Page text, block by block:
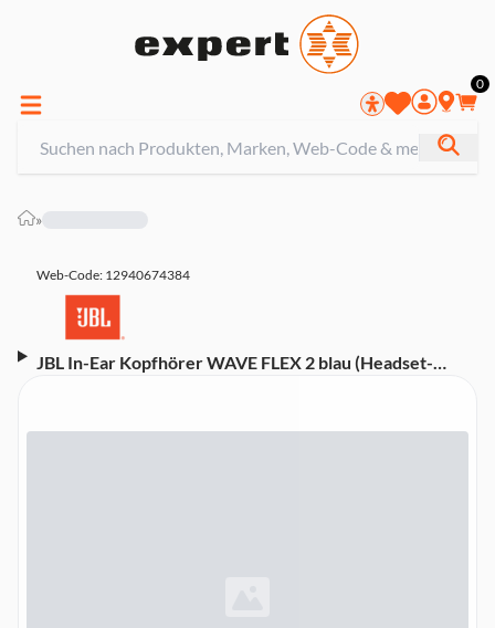
0
»
Web-Code: 12940674384
JBL In-Ear Kopfhörer WAVE FLEX 2 blau (Headset-
Technologie)